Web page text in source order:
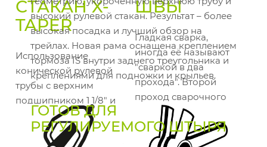
высокий рулевой стакан. Результат – более
высокая посадка и лучший обзор на
трейлах. Новая рама оснащена креплением
тормоза IS внутри заднего треугольника и
креплениями для подножки и крыльев.
ГОТОВ ДЛЯ
РЕГУЛИРУЕМОГО ШТЫРЯ
СТАКАН X-
TAPER
Использование
конической рулевой
трубы с верхним
подшипником 1 1/8" и
нижним
подшипником 1 1/4"
ШВЫ
Гладкая сварка,
иногда её называют
"сваркой в два
прохода". Второй
проход сварочного
аппарата по шву
обеспечивает чистый
и органичный вид